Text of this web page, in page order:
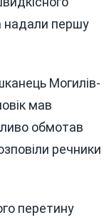
надали першу
Могилів-
мав
обмотав
речники
перетину